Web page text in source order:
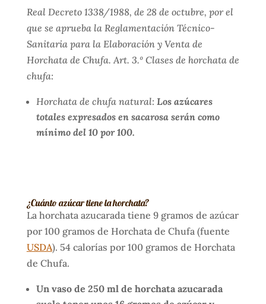
Real Decreto 1338/1988, de 28 de octubre, por el
que se aprueba la Reglamentación Técnico-
Sanitaria para la Elaboración y Venta de
Horchata de Chufa. Art. 3.º Clases de horchata de
chufa:
Horchata de chufa natural: Los azúcares
totales expresados en sacarosa serán como
mínimo del 10 por 100.
¿Cuánto azúcar tiene la horchata?
La horchata azucarada tiene 9 gramos de azúcar
por 100 gramos de Horchata de Chufa (fuente
USDA). 54 calorías por 100 gramos de Horchata
de Chufa.
Un vaso de 250 ml de horchata azucarada